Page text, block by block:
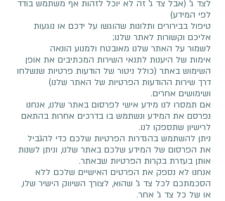
לצד ג’ (אבל צד ג’ זה לא יוכל לזהות אף משתמש בודד
לפי המידע)
טיפול בבירורים ותלונות שהוגשו על ידכם או נוגעות
אליכם וקשורות לאתר שלנו;
לשמור על האתר שלנו מאובטח ולמנוע הונאה
אימות של היענות לתנאי השירות המכתיבים את אופן
השימוש באתר (כולל ניטור של הודעות פרטיות שנשלחו
דרך שירות ההודעות הפרטיות של האתר שלנו)
ושימושים אחרים.
אם תמסרו לנו מידע אישי לפרסום באתר שלנו, אנחנו
נפרסם את המידע ונשתמש בו בדרכים אחרות בהתאם
לרישיון שתספקו לנו.
ניתן להשתמש בהגדרות הפרטיות שלכם כדי להגביל
את הפרסום של המידע שלכם באתר שלנו, וניתן לשנות
אותן בעזרת בקרות הפרטיות שבאתר.
אנחנו לא נספק את הפרטים האישיים שלכם ללא
הסכמתכם לכל צד ג’ שהוא, לצורך השיווק הישיר שלו,
או של כל צד ג’ אחר.